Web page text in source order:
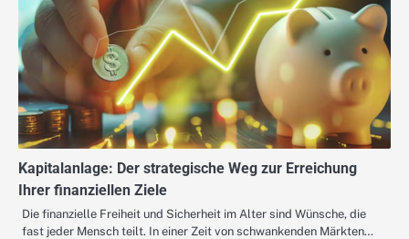
Kapitalanlage: Der strategische Weg zur Erreichung
Ihrer finanziellen Ziele
Die finanzielle Freiheit und Sicherheit im Alter sind Wünsche, die
fast jeder Mensch teilt. In einer Zeit von schwankenden Märkten…